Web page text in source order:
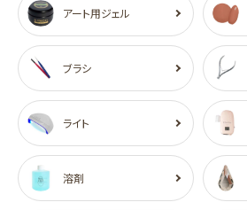
アート用ジェル
ブラシ
ライト
溶剤